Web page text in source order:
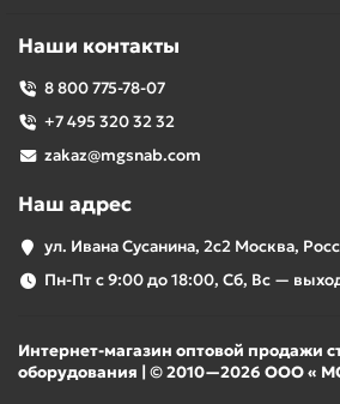
Наши контакты
8 800 775-78-07
+7 495 320 32 32
zakaz@mgsnab.com
Наш адрес
ул. Ивана Сусанина, 2с2 Москва,
Пн-Пт с 9:00 до 18:00, Сб, Вс —
Интернет-магазин оптовой продажи
оборудования | © 2010—2026 ООО «